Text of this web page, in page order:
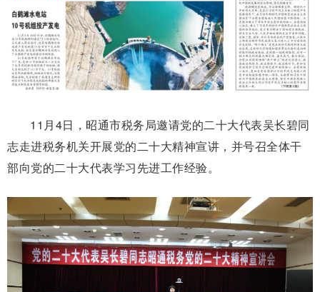
11月4日，昭通市税务局邀请党的二十大代表吴长碧同
志走进税务机关开展党的二十大精神宣讲，并号召全体干
部向党的二十大代表学习先进工作经验。